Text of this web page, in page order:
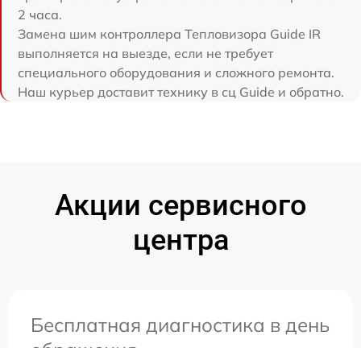
2 часа.
Замена шим контроллера Тепловизора Guide IR
выполняется на выезде, если не требует
специального оборудования и сложного ремонта.
Наш курьер доставит технику в сц Guide и обратно.
Акции сервисного
центра
Бесплатная диагностика в день